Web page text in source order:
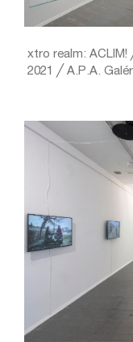
xtro realm:
2021 ╱ A.P.A.